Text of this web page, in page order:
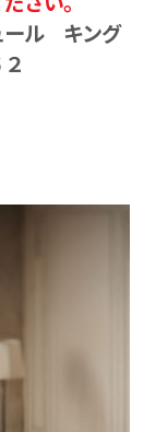
ール キング